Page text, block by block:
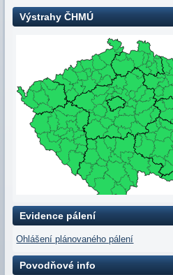
Výstrahy ČHMÚ
Evidence pálení
Ohlášení plánovaného pálení
Povodňové info